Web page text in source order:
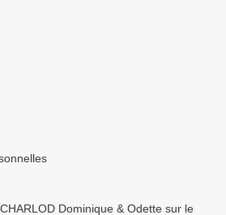
Dominique & Odette sur le